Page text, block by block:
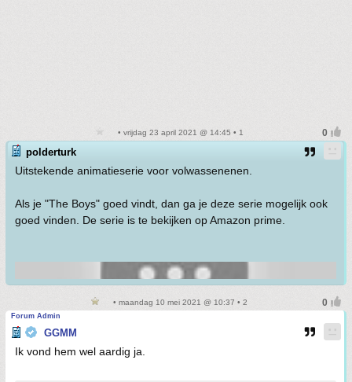
• vrijdag 23 april 2021 @ 14:45 • 1
polderturk
Uitstekende animatieserie voor volwassenenen.
Als je "The Boys" goed vindt, dan ga je deze serie mogelijk ook
goed vinden. De serie is te bekijken op Amazon prime.
• maandag 10 mei 2021 @ 10:37 • 2
Forum Admin
GGMM
Ik vond hem wel aardig ja.